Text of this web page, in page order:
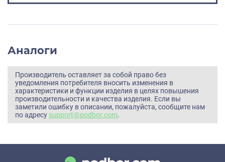
Аналоги
Производитель оставляет за собой право без
уведомления потребителя вносить изменения в
характеристики и функции изделия в целях повышения
производительности и качества изделия. Если вы
заметили ошибку в описании, пожалуйста, сообщите нам
по адресу support@podbor.com.